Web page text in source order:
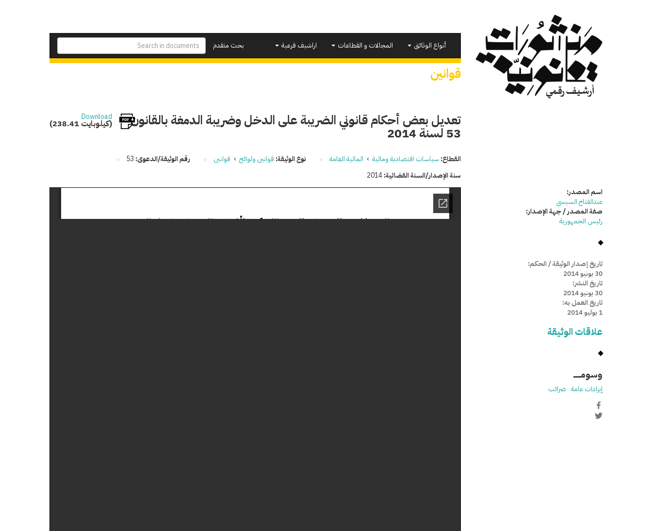
بحث متقدم
أنواع الوثائق المجالات و القطاعات اراشيف فرعية
قوانين
تعديل بعض أحكام قانوني الضريبة على الدخل وضريبة الدمغة بالقانون
53 لسنة 2014
Download
(238.41 كيلوبايت)
القطاع: سياسات اقتصادية ومالية › المالية العامة نوع الوثيقة: قوانين ولوائح › قوانين رقم الوثيقة/الدعوى: 53
سنة الإصدار/السنة القضائية:2014
اسم المصدر:
عبدالفتاح السيسي
صفة المصدر / جهة الإصدار:
رئيس الجمهورية
تاريخ إصدار الوثيقة / الحكم:
30 يونيو 2014
تاريخ النشر:
30 يونيو 2014
تاريخ العمل به:
1 يوليو 2014
علاقات الوثيقة
وسومـــــ
إيرادات عامة ضرائب